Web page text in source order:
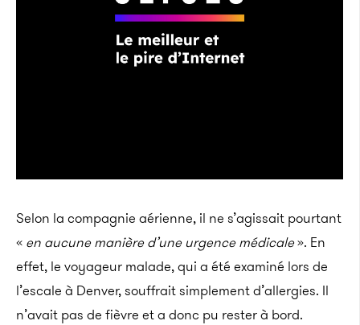
Selon la compagnie aérienne, il ne s’agissait pourtant
« en aucune manière d’une urgence médicale». En
effet, le voyageur malade, qui a été examiné lors de
l’escale à Denver, souffrait simplement d’allergies. Il
n’avait pas de fièvre et a donc pu rester à bord.